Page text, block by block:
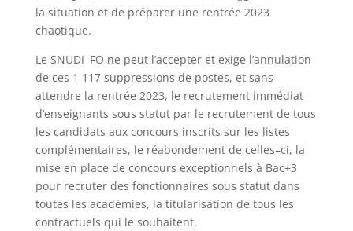
la situation et de préparer une rentrée 2023
chaotique.
Le SNUDI–FO ne peut l’accepter et exige l’annulation
de ces 1 117 suppressions de postes, et sans
attendre la rentrée 2023, le recrutement immédiat
d’enseignants sous statut par le recrutement de tous
les candidats aux concours inscrits sur les listes
complémentaires, le réabondement de celles–ci, la
mise en place de concours exceptionnels à Bac+3
pour recruter des fonctionnaires sous statut dans
toutes les académies, la titularisation de tous les
contractuels qui le souhaitent.